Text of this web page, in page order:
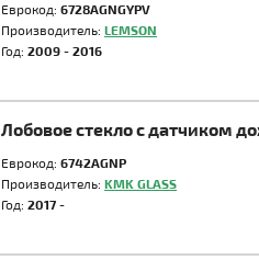
Еврокод: 6728AGNGYPV
Производитель: LEMSON
Год: 2009 - 2016
Лобовое стекло с датчиком
Еврокод: 6742AGNP
Производитель: KMK GLASS
Год: 2017 -